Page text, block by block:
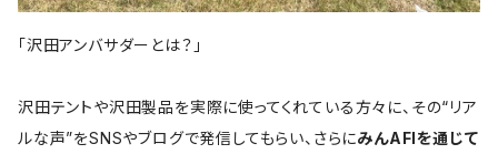
「沢田アンバサダーとは？」
沢田テントや沢田製品を実際に使ってくれている方々に、その“リア
ルな声”をSNSやブログで発信してもらい、さらにみんAFIを通じて